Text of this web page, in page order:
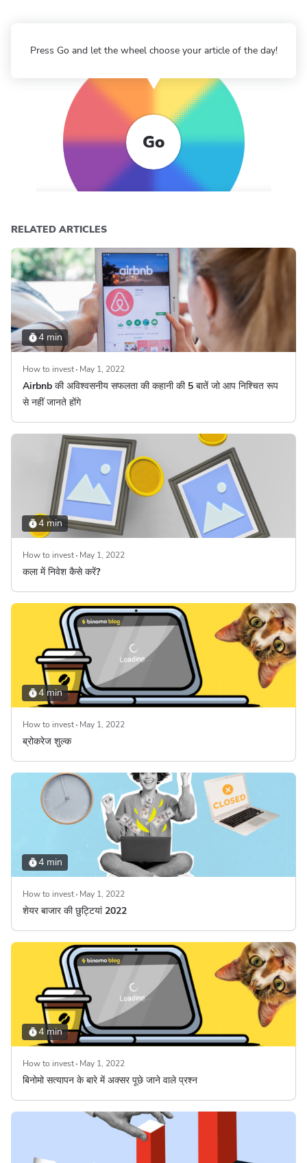
Go
Press Go and let the wheel choose your article of the day!
RELATED ARTICLES
4 min
How to invest May 1, 2022
Airbnb की अविश्वसनीय सफलता की कहानी की 5 बातें जो आप निश्चित रूप
से नहीं जानते होंगे
4 min
How to invest May 1, 2022
कला में निवेश कैसे करें?
4 min
How to invest May 1, 2022
ब्रोकरेज शुल्क
4 min
How to invest May 1, 2022
शेयर बाजार की छुट्टियां 2022
4 min
How to invest May 1, 2022
बिनोमो सत्यापन के बारे में अक्सर पूछे जाने वाले प्रश्न